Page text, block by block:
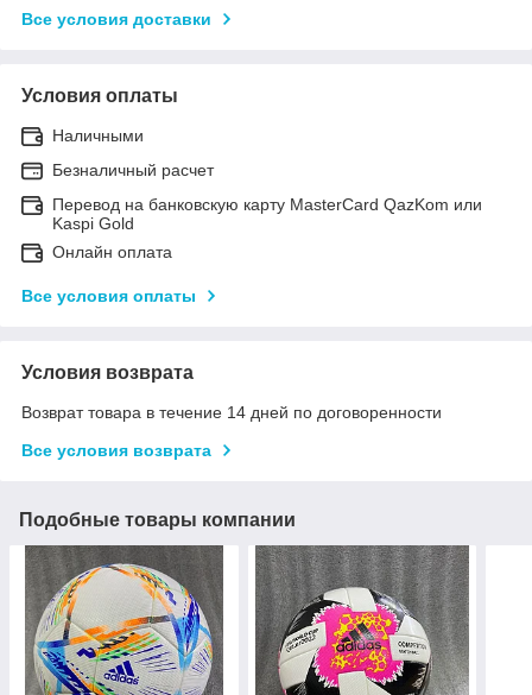
Все условия доставки
Условия оплаты
Наличными
Безналичный расчет
Перевод на банковскую карту MasterCard QazKom или
Kaspi Gold
Онлайн оплата
Все условия оплаты
Условия возврата
Возврат товара в течение 14 дней по договоренности
Все условия возврата
Подобные товары компании